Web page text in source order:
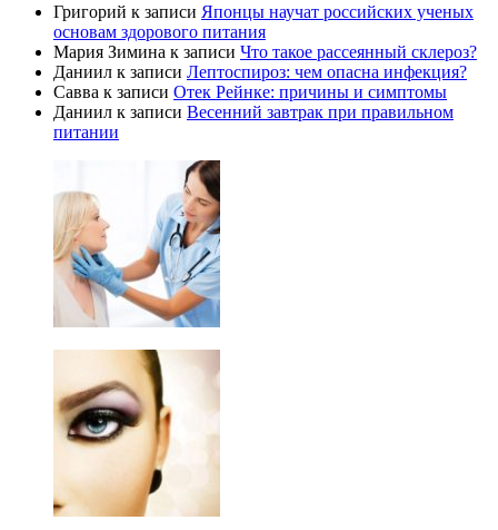
Григорий к записи Японцы научат российских ученых
основам здорового питания
Мария Зимина к записи Что такое рассеянный склероз?
Даниил к записи Лептоспироз: чем опасна инфекция?
Савва к записи Отек Рейнке: причины и симптомы
Даниил к записи Весенний завтрак при правильном
питании